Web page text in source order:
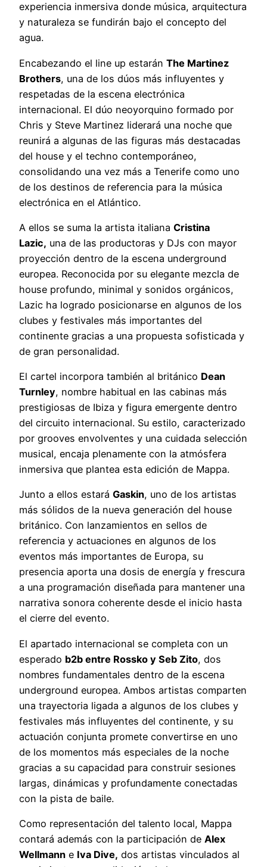
experiencia inmersiva donde música, arquitectura
y naturaleza se fundirán bajo el concepto del
agua.
Encabezando el line up estarán The Martinez
Brothers, una de los dúos más influyentes y
respetadas de la escena electrónica
internacional. El dúo neoyorquino formado por
Chris y Steve Martinez liderará una noche que
reunirá a algunas de las figuras más destacadas
del house y el techno contemporáneo,
consolidando una vez más a Tenerife como uno
de los destinos de referencia para la música
electrónica en el Atlántico.
A ellos se suma la artista italiana Cristina
Lazic, una de las productoras y DJs con mayor
proyección dentro de la escena underground
europea. Reconocida por su elegante mezcla de
house profundo, minimal y sonidos orgánicos,
Lazic ha logrado posicionarse en algunos de los
clubes y festivales más importantes del
continente gracias a una propuesta sofisticada y
de gran personalidad.
El cartel incorpora también al británico Dean
Turnley, nombre habitual en las cabinas más
prestigiosas de Ibiza y figura emergente dentro
del circuito internacional. Su estilo, caracterizado
por grooves envolventes y una cuidada selección
musical, encaja plenamente con la atmósfera
inmersiva que plantea esta edición de Mappa.
Junto a ellos estará Gaskin, uno de los artistas
más sólidos de la nueva generación del house
británico. Con lanzamientos en sellos de
referencia y actuaciones en algunos de los
eventos más importantes de Europa, su
presencia aporta una dosis de energía y frescura
a una programación diseñada para mantener una
narrativa sonora coherente desde el inicio hasta
el cierre del evento.
El apartado internacional se completa con un
esperado b2b entre Rossko y Seb Zito, dos
nombres fundamentales dentro de la escena
underground europea. Ambos artistas comparten
una trayectoria ligada a algunos de los clubes y
festivales más influyentes del continente, y su
actuación conjunta promete convertirse en uno
de los momentos más especiales de la noche
gracias a su capacidad para construir sesiones
largas, dinámicas y profundamente conectadas
con la pista de baile.
Como representación del talento local, Mappa
contará además con la participación de Alex
Wellmann e Iva Dive, dos artistas vinculados al